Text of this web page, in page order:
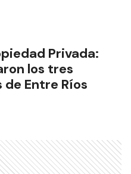
Privada:
los tres
Entre Ríos